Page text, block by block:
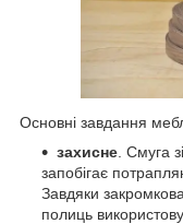
Основні завдання
захисне . Смуга
запобігає
Завдяки
полиць